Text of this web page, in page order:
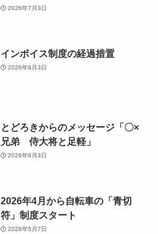
2026年7月3日
インボイス制度の経過措置
2026年6月3日
とどろきからのメッセージ「〇×
兄弟 侍大将と足軽」
2026年6月3日
2026年4月から自転車の「青切
符」制度スタート
2026年5月7日